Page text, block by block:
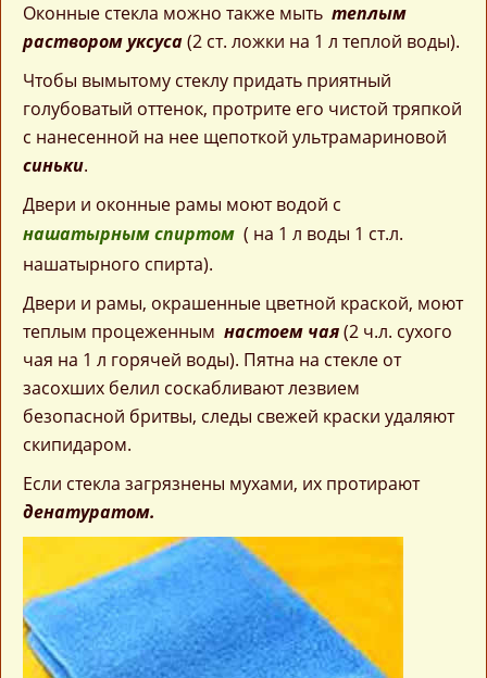
Оконные стекла можно также мыть теплым
раствором уксуса(2 ст. ложки на 1 л теплой воды).
Чтобы вымытому стеклу придать приятный
голубоватый оттенок, протрите его чистой тряпкой
с нанесенной на нее щепоткой ультрамариновой
синьки.
Двери и оконные рамы моют водой с
нашатырным спиртом ( на 1 л воды 1 ст.л.
нашатырного спирта).
Двери и рамы, окрашенные цветной краской, моют
теплым процеженным настоем чая(2 ч.л. сухого
чая на 1 л горячей воды). Пятна на стекле от
засохших белил соскабливают лезвием
безопасной бритвы, следы свежей краски удаляют
скипидаром.
Если стекла загрязнены мухами, их протирают
денатуратом.